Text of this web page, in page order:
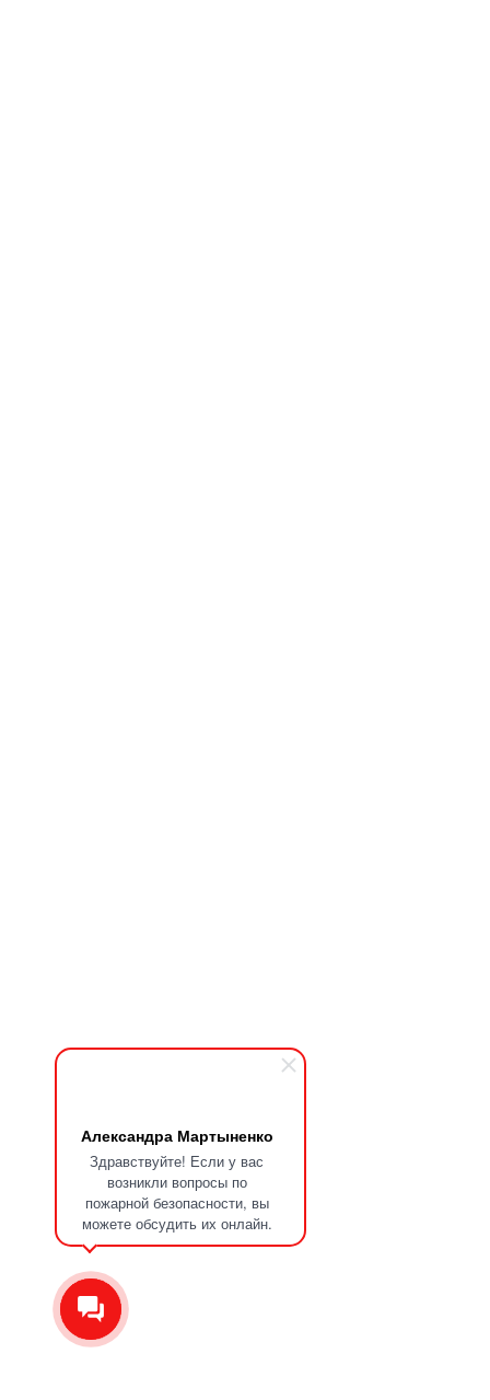
Александра Мартыненко
Здравствуйте! Если у вас
возникли вопросы по
пожарной безопасности, вы
можете обсудить их онлайн.